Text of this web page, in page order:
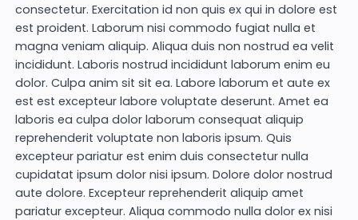
consectetur. Exercitation id non quis ex qui in dolore est
est proident. Laborum nisi commodo fugiat nulla et
magna veniam aliquip. Aliqua duis non nostrud ea velit
incididunt. Laboris nostrud incididunt laborum enim eu
dolor. Culpa anim sit sit ea. Labore laborum et aute ex
est est excepteur labore voluptate deserunt. Amet ea
laboris ea culpa dolor laborum consequat aliquip
reprehenderit voluptate non laboris ipsum. Quis
excepteur pariatur est enim duis consectetur nulla
cupidatat ipsum dolor nisi ipsum. Dolore dolor nostrud
aute dolore. Excepteur reprehenderit aliquip amet
pariatur excepteur. Aliqua commodo nulla dolor ex nisi